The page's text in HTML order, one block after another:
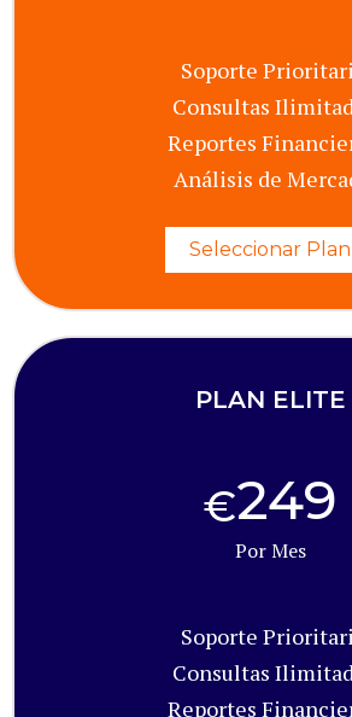
Soporte
Consultas
Reportes
Análisis de
Seleccionar Plan
PLAN ELITE
€249
Por Mes
Soporte
Consultas
Reportes